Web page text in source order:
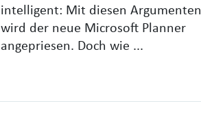
intelligent: Mit diesen Argumenten
wird der neue Microsoft Planner
angepriesen. Doch wie ...